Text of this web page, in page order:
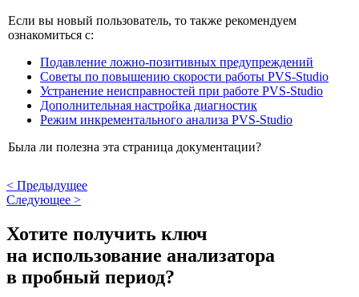
Если вы новый пользователь, то также рекомендуем
ознакомиться с:
Подавление ложно-позитивных предупреждений
Советы по повышению скорости работы PVS-Studio
Устранение неисправностей при работе PVS-Studio
Дополнительная настройка диагностик
Режим инкрементального анализа PVS-Studio
Была ли полезна эта страница документации?
< Предыдущее
Следующее >
Хотите получить ключ
на использование анализатора
в пробный период?